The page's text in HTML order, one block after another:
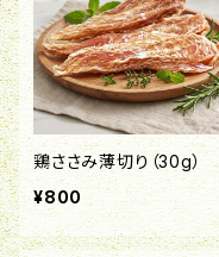
鶏ささみ薄切り（30g）
¥800